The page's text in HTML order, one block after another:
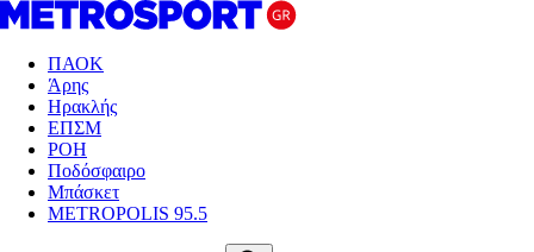
ΠΑΟΚ
Άρης
Ηρακλής
ΕΠΣΜ
ΡΟΗ
Ποδόσφαιρο
Μπάσκετ
METROPOLIS 95.5